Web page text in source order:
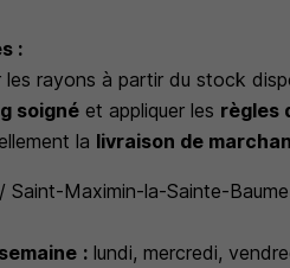
:
les rayons à partir du stock
soigné et appliquer les règles
la livraison de
Saint-Maximin-la-Sainte-
: lundi, mercredi,